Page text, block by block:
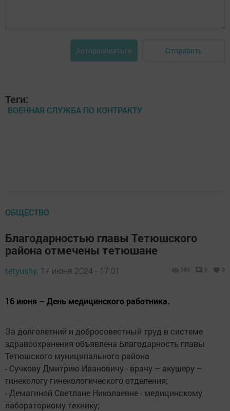
Авторизоваться Отправить
Теги:
ВОЕННАЯ СЛУЖБА ПО КОНТРАКТУ
ОБЩЕСТВО
Благодарностью главы Тетюшского
района отмечены тетюшане
tetyushy, 17 июня 2024 - 17:01 590 0 0
16 июня – День медицинского работника.
За долголетний и добросовестный труд в системе
здравоохранения объявлена Благодарность главы
Тетюшского муниципального района
- Сучкову Дмитрию Ивановичу - врачу – акушеру –
гинекологу гинекологического отделения;
- Демагиной Светлане Николаевне - медицинскому
лабораторному технику;